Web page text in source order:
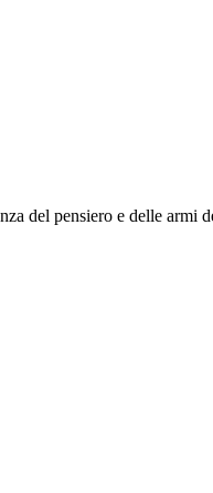
del pensiero e delle armi